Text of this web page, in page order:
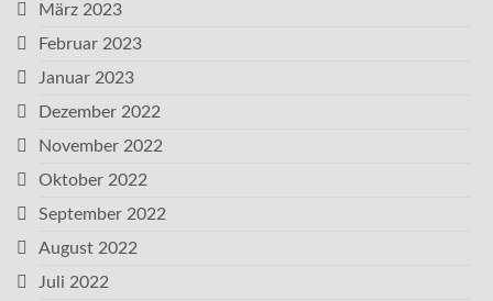
März 2023
Februar 2023
Januar 2023
Dezember 2022
November 2022
Oktober 2022
September 2022
August 2022
Juli 2022